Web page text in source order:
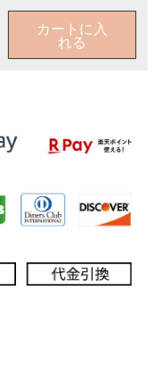
カートに入
れる